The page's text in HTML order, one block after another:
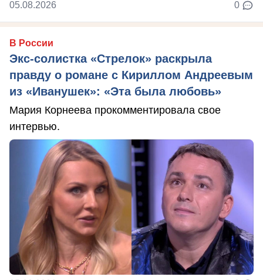
05.08.2026 0
В России
Экс-солистка «Стрелок» раскрыла
правду о романе с Кириллом Андреевым
из «Иванушек»: «Эта была любовь»
Мария Корнеева прокомментировала свое
интервью.